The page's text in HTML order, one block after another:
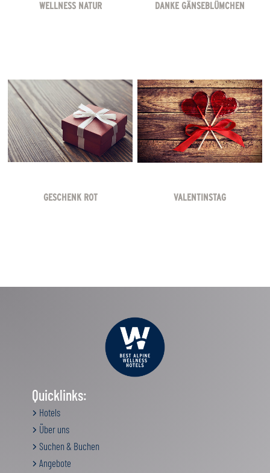
WELLNESS NATUR DANKE GÄNSEBLÜMCHEN
GESCHENK ROT VALENTINSTAG
Quicklinks:
Hotels
Über uns
Suchen & Buchen
Angebote